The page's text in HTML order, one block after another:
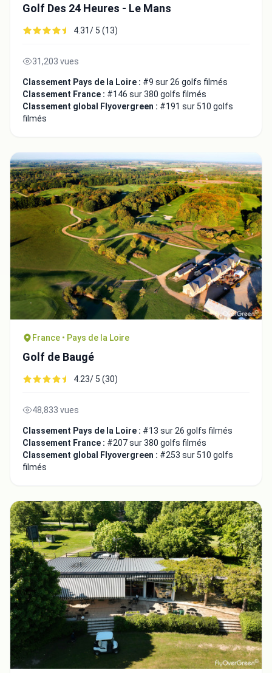
Golf Des 24 Heures - Le Mans
4.31/ 5 (13)
31,203 vues
Classement Pays de la Loire : #9 sur 26 golfs filmés
Classement France : #146 sur 380 golfs filmés
Classement global Flyovergreen : #191 sur 510 golfs
filmés
France • Pays de la Loire
Golf de Baugé
4.23/ 5 (30)
48,833 vues
Classement Pays de la Loire : #13 sur 26 golfs filmés
Classement France : #207 sur 380 golfs filmés
Classement global Flyovergreen : #253 sur 510 golfs
filmés